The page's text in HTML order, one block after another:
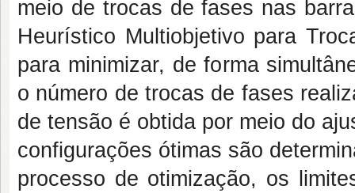
meio de trocas de fases nas
Heurístico Multiobjetivo para
para minimizar, de forma
o número de trocas de fases
de tensão é obtida por meio do
configurações ótimas são
processo de otimização, os